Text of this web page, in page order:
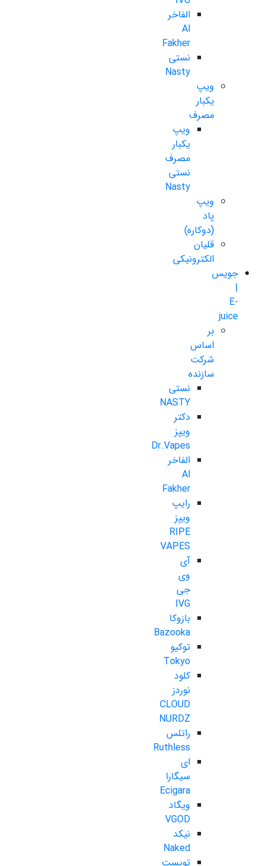
الفاخر
Al
Fakher
نستی
Nasty
ویپ
یکبار
مصرف
ویپ
یکبار
مصرف
نستی
Nasty
ویپ
پاد
(دوکاره)
قلیان
الکترونیکی
جویس
|
E-
juice
بر
اساس
شرکت
سازنده
نستی
NASTY
دکتر
ویپز
Dr.Vapes
الفاخر
Al
Fakher
رایپ
ویپز
RIPE
VAPES
آی
وی
جی
IVG
بازوکا
Bazooka
توکیو
Tokyo
کلود
نوردز
CLOUD
NURDZ
راتلس
Ruthless
ای
سیگارا
Ecigara
ویگاد
VGOD
نیکد
Naked
تویست